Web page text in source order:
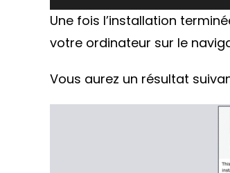
Une fois l’installation
votre ordinateur sur le
Vous aurez un résultat